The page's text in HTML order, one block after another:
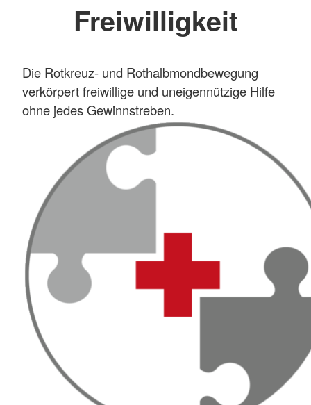
Freiwilligkeit
Die Rotkreuz- und Rothalbmondbewegung
verkörpert freiwillige und uneigennützige Hilfe
ohne jedes Gewinnstreben.